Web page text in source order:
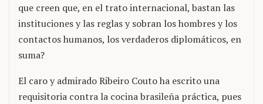
que creen que, en el trato internacional, bastan las
instituciones y las reglas y sobran los hombres y los
contactos humanos, los verdaderos diplomáticos, en
suma?
El caro y admirado Ribeiro Couto ha escrito una
requisitoria contra la cocina brasileña práctica, pues